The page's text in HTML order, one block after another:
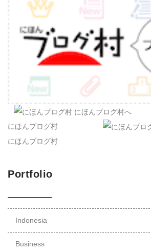
にほんブログ村
にほんブログ村
Portfolio
Indonesia
Business